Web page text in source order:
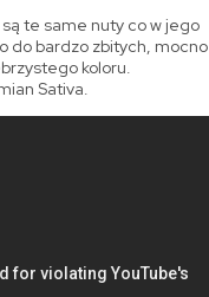
te same nuty co w jego
do bardzo zbitych, mocno
koloru.
Sativa.